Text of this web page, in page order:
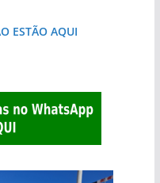
ESTÃO AQUI